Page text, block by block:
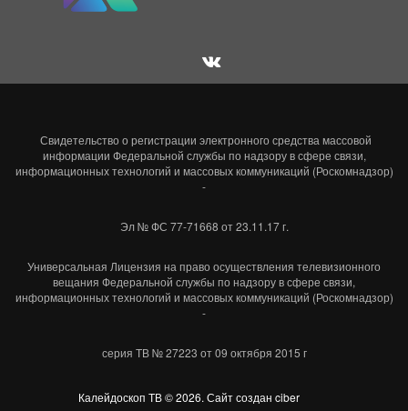
Свидетельство о регистрации электронного средства массовой
информации Федеральной службы по надзору в сфере связи,
информационных технологий и массовых коммуникаций (Роскомнадзор)
-
Эл № ФС 77-71668 от 23.11.17 г.
Универсальная Лицензия на право осуществления телевизионного
вещания Федеральной службы по надзору в сфере связи,
информационных технологий и массовых коммуникаций (Роскомнадзор)
-
серия ТВ № 27223 от 09 октября 2015 г
Калейдоскоп ТВ ©2026. Сайт создан ciber